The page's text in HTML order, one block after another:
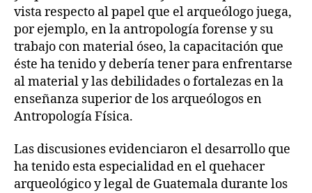
vista respecto al papel que el arqueólogo juega,
por ejemplo, en la antropología forense y su
trabajo con material óseo, la capacitación que
éste ha tenido y debería tener para enfrentarse
al material y las debilidades o fortalezas en la
enseñanza superior de los arqueólogos en
Antropología Física.
Las discusiones evidenciaron el desarrollo que
ha tenido esta especialidad en el quehacer
arqueológico y legal de Guatemala durante los